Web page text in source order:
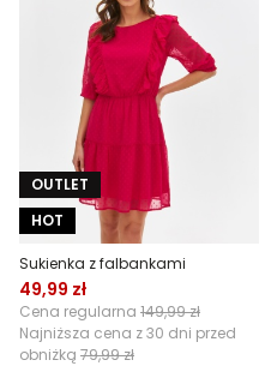
OUTLET
HOT
Sukienka z falbankami
49,99 zł
Cena regularna 149,99 zł
Najniższa cena z 30 dni przed
obniżką 79,99 zł